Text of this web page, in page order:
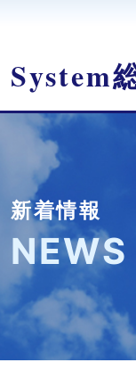
System
新着情報
NEWS